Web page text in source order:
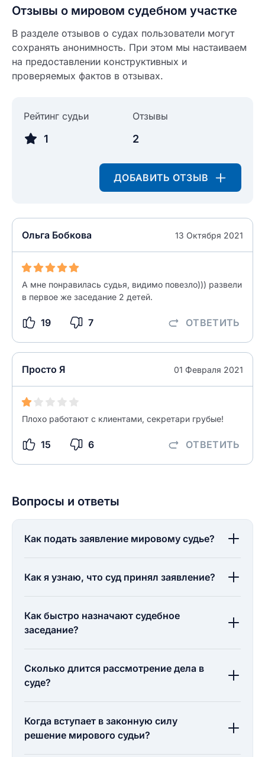
Отзывы о мировом судебном участке
В разделе отзывов о судах пользователи могут
сохранять анонимность. При этом мы настаиваем
на предоставлении конструктивных и
проверяемых фактов в отзывах.
Рейтинг судьи
1
Отзывы
2
ДОБАВИТЬ ОТЗЫВ
Ольга Бобкова 13 Октября 2021
А мне понравилась судья, видимо повезло))) развели
в первое же заседание 2 детей.
19 7 ОТВЕТИТЬ
Просто Я 01 Февраля 2021
Плохо работают с клиентами, секретари грубые!
15 6 ОТВЕТИТЬ
Введите свое имя
Как вы оцените судебный участок?
разрешить публикацию отзыва
Введите свое имя
Ответ на отзыв
0/500
разрешить публикацию отзыва
ОСТАВИТЬ ОТЗЫВ
Вопросы и ответы
Как подать заявление мировому судье?
Как я узнаю, что суд принял заявление?
Как быстро назначают судебное
заседание?
Сколько длится рассмотрение дела в
суде?
Когда вступает в законную силу
решение мирового судьи?
ЗАКРЫТЬ СОХРАНИТЬ